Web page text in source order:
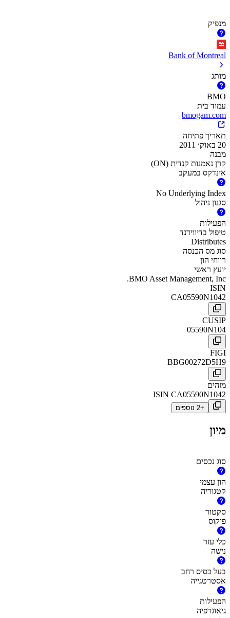
מנפיק
Bank of Montreal
מותג
BMO
עמוד בית
bmogam.com
תאריך פתיחה
20 באוק׳ 2011
מבנה
קרן נאמנות קנדית (ON)
אינדקס במעקב
No Underlying Index
סגנון ניהול
הפעילות
טיפול בדיווידנד
Distributes
סוג מס הכנסה
רווחי הון
יועץ ראשי
BMO Asset Management, Inc.
ISIN
CA05590N1042
CUSIP
05590N104
FIGI
BBG00272D5H9
מזהים
ISIN CA05590N1042
+2 נוספים
מיון
סוג נכסים
הון עצמי
קטגוריה
סקטור
פוקוס
כלי עזר
נישה
בעל בסיס רחב
אסטרטגייה
הפעילות
גיאוגרפיה